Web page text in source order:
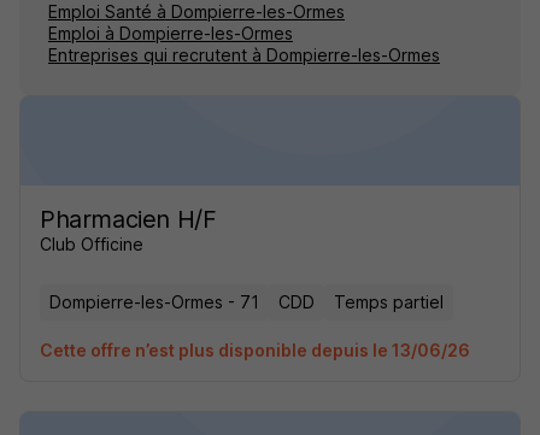
Emploi Santé à Dompierre-les-Ormes
Emploi à Dompierre-les-Ormes
Entreprises qui recrutent à Dompierre-les-Ormes
Pharmacien H/F
Club Officine
Dompierre-les-Ormes - 71 CDD Temps partiel
Cette offre n’est plus disponible depuis le 13/06/26